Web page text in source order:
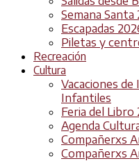
Semana Santa
Escapadas
Piletas y
Recreación
Cultura
Vacaciones
Infantiles
Feria del Libro
Agenda
Compañerxs
Compañerxs